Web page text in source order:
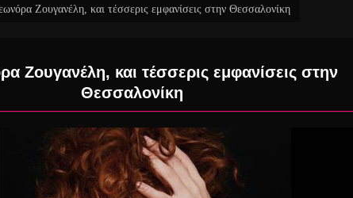
Ζουγανέλη, και τέσσερις εμφανίσεις στην Θεσσαλονίκη
Ζουγανέλη, και τέσσερις εμφανίσεις στην
Θεσσαλονίκη